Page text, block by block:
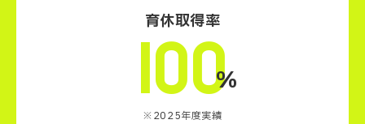
育休取得率
100
%
※2025年度実績